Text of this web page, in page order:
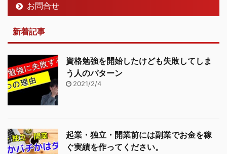
お問合せ
新着記事
資格勉強を開始したけども失敗してしま
う人のパターン
2021/2/4
起業・独立・開業前には副業でお金を稼
ぐ実績を作ってください。